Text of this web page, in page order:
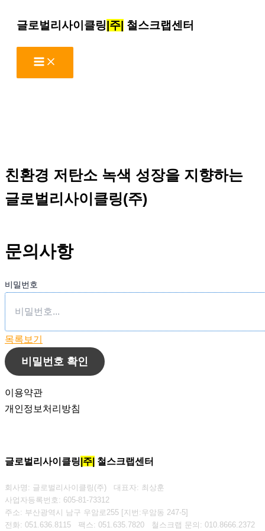
글로벌리사이클링 |주| 철스크랩센터
친환경 저탄소 녹색 성장을 지향하는
글로벌리사이클링(주)
문의사항
비밀번호
목록보기
비밀번호 확인
이용약관
개인정보처리방침
글로벌리사이클링|주| 철스크랩센터
회사명: 글로벌리사이클링(주) 대표자: 최상훈
사업자등록번호: 605-81-73312
주소: 부산광역시 남구 우암로255 [지번:우암동 247-5]
전화: 051.636.8115
팩스: 051.635.7820 철스크랩 문의: 010.8666.2372